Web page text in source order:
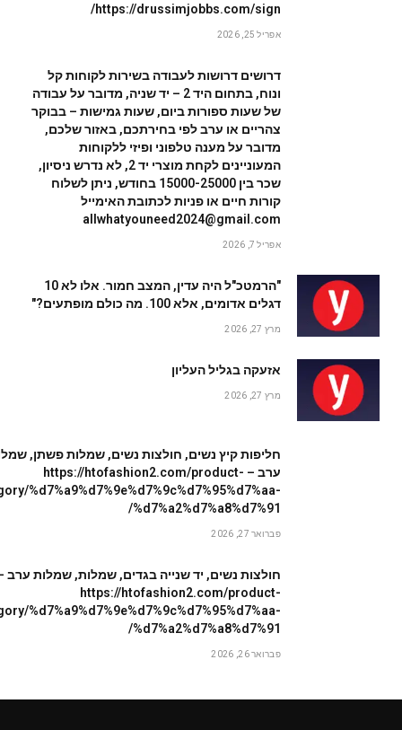
https://drussimjobbs.com/sign/
אפריל 25, 2026
דרושים דרושות לעבודה בשירות לקוחות קל
ונוח, בתחום היד 2 – יד שניה, מדובר על עבודה
של שעות ספורות ביום, שעות גמישות – בבוקר
צהריים או ערב לפי בחירתכם, באזור שלכם,
מדובר על מענה טלפוני ופיזי ללקוחות
המעוניינים לקחת מוצרי יד 2, לא נדרש ניסיון,
שכר בין 15000-25000 בחודש, ניתן לשלוח
קורות חיים או פניות לכתובת האימייל
allwhatyouneed2024@gmail.com
אפריל 7, 2026
"הרמטכ"ל היה עדין, המצב חמור. אלו לא 10
דגלים אדומים, אלא 100. מה כולם מופתעים?"
מרץ 27, 2026
אזעקה בגליל העליון
מרץ 27, 2026
חליפות קיץ נשים, חולצות נשים, שמלות פשתן,
ערב – https://htofashion2.com/product-
%d7%a9%d7%9e%d7%9c%d7%95%d7%aa-
%d7%a2%d7%a8%d7%91/
פברואר 27, 2026
חולצות נשים, יד שנייה בגדים, שמלות, שמלות ערב
https://htofashion2.com/product-
%d7%a9%d7%9e%d7%9c%d7%95%d7%aa-
%d7%a2%d7%a8%d7%91/
פברואר 26, 2026